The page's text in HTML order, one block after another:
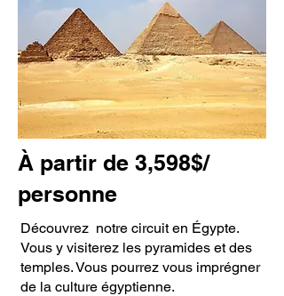
À partir de 3,598$/
personne
Découvrez notre circuit en Égypte.
Vous y visiterez les pyramides et des
temples. Vous pourrez vous imprégner
de la culture égyptienne.